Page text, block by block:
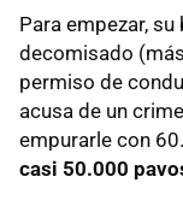
Para empezar,
decomisado
permiso de
acusa de un
empurarle con
casi 50.000